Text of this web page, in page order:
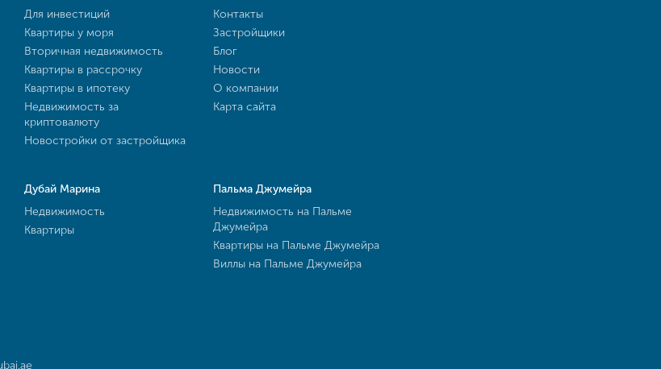
Для инвестиций
Квартиры у моря
Вторичная недвижимость
Квартиры в рассрочку
Квартиры в ипотеку
Недвижимость за
криптовалюту
Новостройки от застройщика
Контакты
Застройщики
Блог
Новости
О компании
Карта сайта
Дубай Марина
Недвижимость
Квартиры
Пальма Джумейра
Недвижимость на Пальме
Джумейра
Квартиры на Пальме Джумейра
Виллы на Пальме Джумейра